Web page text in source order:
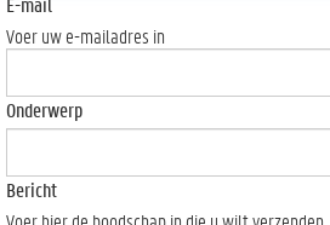
Voer uw e-mailadres in
Onderwerp
Bericht